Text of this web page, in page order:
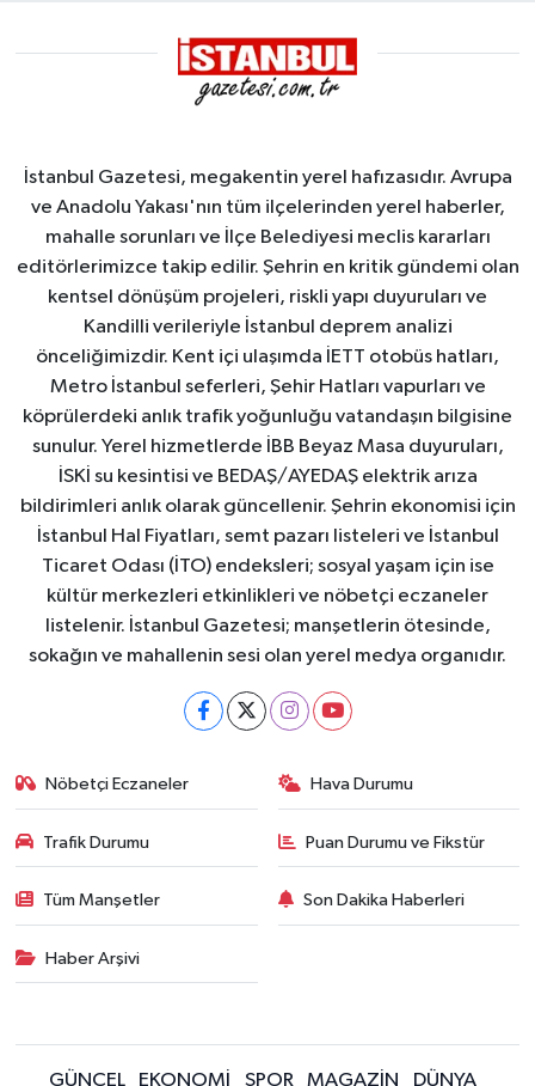
İstanbul Gazetesi, megakentin yerel hafızasıdır. Avrupa
ve Anadolu Yakası'nın tüm ilçelerinden yerel haberler,
mahalle sorunları ve İlçe Belediyesi meclis kararları
editörlerimizce takip edilir. Şehrin en kritik gündemi olan
kentsel dönüşüm projeleri, riskli yapı duyuruları ve
Kandilli verileriyle İstanbul deprem analizi
önceliğimizdir. Kent içi ulaşımda İETT otobüs hatları,
Metro İstanbul seferleri, Şehir Hatları vapurları ve
köprülerdeki anlık trafik yoğunluğu vatandaşın bilgisine
sunulur. Yerel hizmetlerde İBB Beyaz Masa duyuruları,
İSKİ su kesintisi ve BEDAŞ/AYEDAŞ elektrik arıza
bildirimleri anlık olarak güncellenir. Şehrin ekonomisi için
İstanbul Hal Fiyatları, semt pazarı listeleri ve İstanbul
Ticaret Odası (İTO) endeksleri; sosyal yaşam için ise
kültür merkezleri etkinlikleri ve nöbetçi eczaneler
listelenir. İstanbul Gazetesi; manşetlerin ötesinde,
sokağın ve mahallenin sesi olan yerel medya organıdır.
Nöbetçi Eczaneler Hava Durumu
Trafik Durumu Puan Durumu ve Fikstür
Tüm Manşetler Son Dakika Haberleri
Haber Arşivi
GÜNCEL EKONOMİ SPOR MAGAZİN DÜNYA